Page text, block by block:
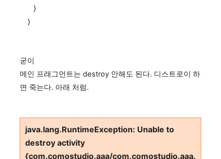
}
}
굳이
메인 프래그먼트는 destroy 안해도 된다. 디스트로이 하
면 죽는다. 아래 처럼.
java.lang.RuntimeException: Unable to
destroy activity
{com.comostudio.aaa/com.comostudio.aaa.